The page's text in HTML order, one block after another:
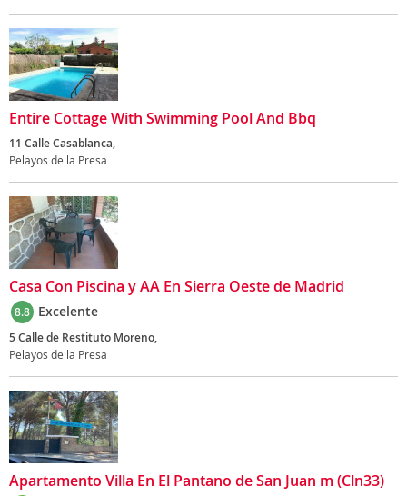
Entire Cottage With Swimming Pool And Bbq
11 Calle Casablanca,
Pelayos de la Presa
Casa Con Piscina y AA En Sierra Oeste de Madrid
8.8 Excelente
5 Calle de Restituto Moreno,
Pelayos de la Presa
Apartamento Villa En El Pantano de San Juan m (Cln33)